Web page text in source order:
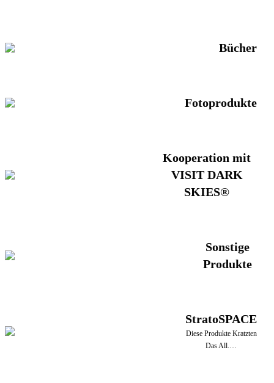
Bücher
Fotoprodukte
Kooperation mit
VISIT DARK
SKIES®
Sonstige
Produkte
StratoSPACE
Diese Produkte Kratzten
Das All.…